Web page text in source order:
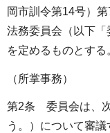
岡市訓令第14号）
法務委員会（以下
を定めるものとする
（所掌事務）
第2条 委員会は、
う。）について審議